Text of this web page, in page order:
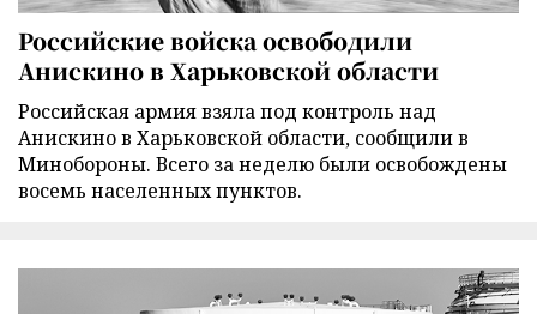
Российские войска освободили
Анискино в Харьковской области
Российская армия взяла под контроль над
Анискино в Харьковской области, сообщили в
Минобороны. Всего за неделю были освобождены
восемь населенных пунктов.